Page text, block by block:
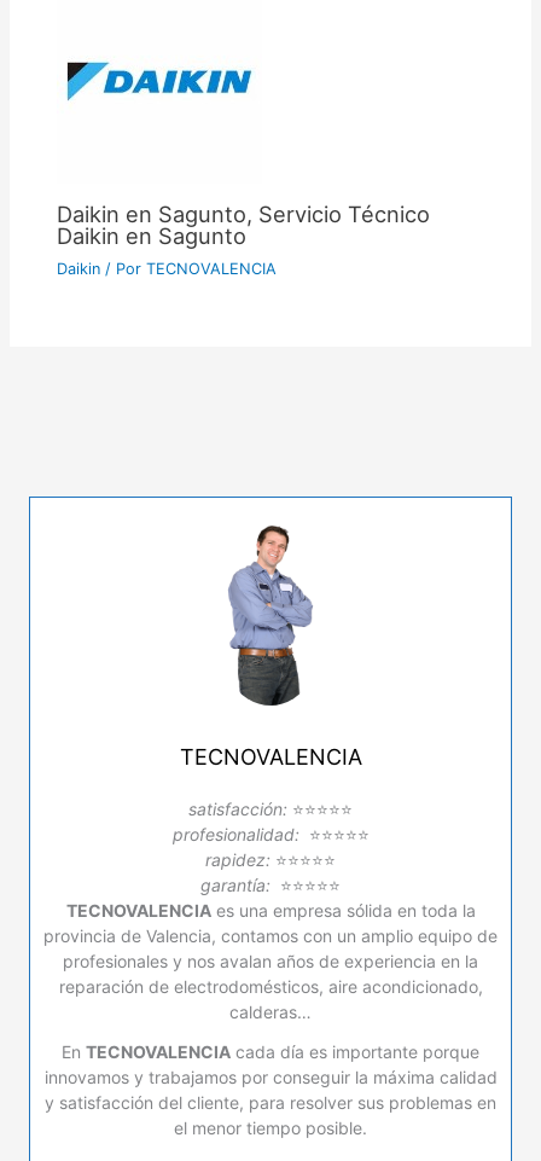
Daikin en Sagunto, Servicio Técnico
Daikin en Sagunto
Daikin / PorTECNOVALENCIA
TECNOVALENCIA
satisfacción: ⭐⭐⭐⭐⭐
profesionalidad: ⭐⭐⭐⭐⭐
rapidez: ⭐⭐⭐⭐⭐
garantía: ⭐⭐⭐⭐⭐
TECNOVALENCIAes una empresa sólida en toda la
provincia de Valencia, contamos con un amplio equipo de
profesionales y nos avalan años de experiencia en la
reparación de electrodomésticos, aire acondicionado,
calderas…
En TECNOVALENCIA cada día es importante porque
innovamos y trabajamos por conseguir la máxima calidad
y satisfacción del cliente, para resolver sus problemas en
el menor tiempo posible.